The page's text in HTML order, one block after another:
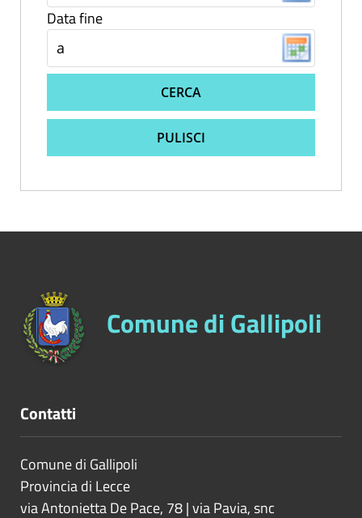
Data fine
CERCA
PULISCI
Comune di Gallipoli
Contatti
Comune di Gallipoli
Provincia di Lecce
via Antonietta De Pace, 78 | via Pavia, snc